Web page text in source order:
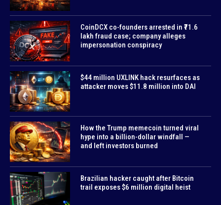
CoinDCX co-founders arrested in ₹71.6
lakh fraud case; company alleges
impersonation conspiracy
$44 million UXLINK hack resurfaces as
attacker moves $11.8 million into DAI
How the Trump memecoin turned viral
hype into a billion-dollar windfall —
and left investors burned
Brazilian hacker caught after Bitcoin
trail exposes $6 million digital heist